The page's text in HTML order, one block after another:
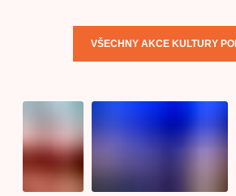
VŠECHNY AKCE KULTURY